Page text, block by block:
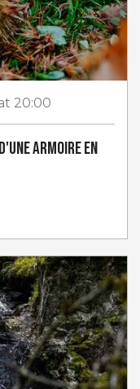
20:00
armoire en